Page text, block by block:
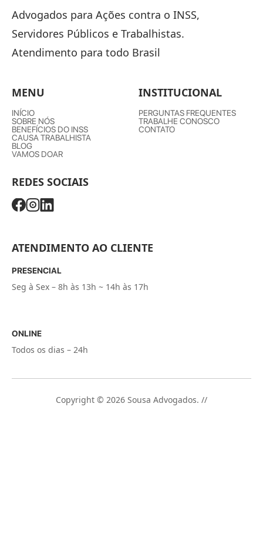
Advogados para Ações contra o INSS,
Servidores Públicos e Trabalhistas.
Atendimento para todo Brasil
MENU
INÍCIO
SOBRE NÓS
BENEFÍCIOS DO INSS
CAUSA TRABALHISTA
BLOG
VAMOS DOAR
INSTITUCIONAL
PERGUNTAS FREQUENTES
TRABALHE CONOSCO
CONTATO
REDES SOCIAIS
ATENDIMENTO AO CLIENTE
PRESENCIAL
Seg à Sex – 8h às 13h ~ 14h às 17h
ONLINE
Todos os dias – 24h
Copyright © 2026 Sousa Advogados. //